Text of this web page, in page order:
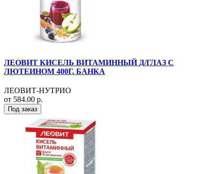
ЛЕОВИТ КИСЕЛЬ ВИТАМИННЫЙ Д/ГЛАЗ С
ЛЮТЕИНОМ 400Г. БАНКА
ЛЕОВИТ-НУТРИО
от 584.00 р.
Под заказ